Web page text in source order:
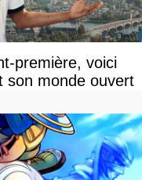
première, voici
son monde ouvert